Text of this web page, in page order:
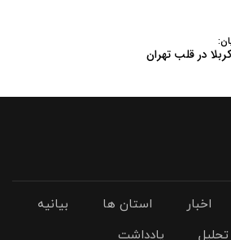
در قلب تهران
اخبار استان ها
بیانیه
تحلیل
یادداشت